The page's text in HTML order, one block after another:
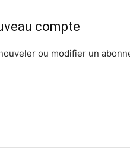
compte
ou modifier un